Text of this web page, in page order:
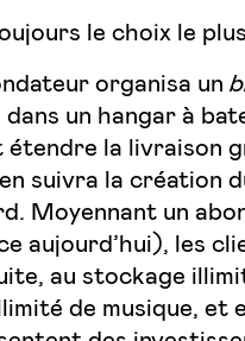
le choix le
organisa un
un hangar à
étendre la livraison
suivra la création
Moyennant un
aujourd’hui), les
au stockage
de musique, et